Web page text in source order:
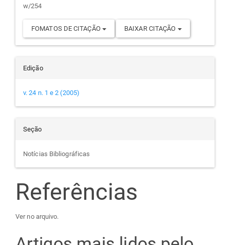
w/254
FOMATOS DE CITAÇÃO BAIXAR CITAÇÃO
Edição
v. 24 n. 1 e 2 (2005)
Seção
Notícias Bibliográficas
Referências
Ver no arquivo.